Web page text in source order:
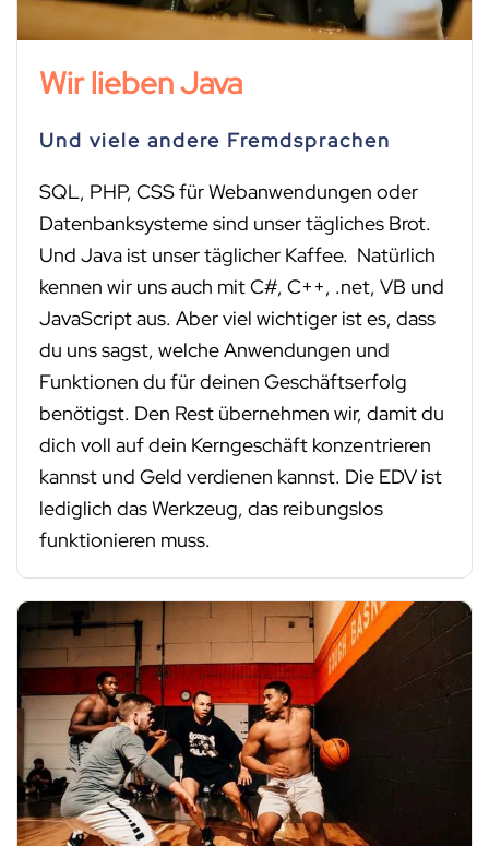
Wir lieben Java
Und viele andere Fremdsprachen
SQL, PHP, CSS für Webanwendungen oder
Datenbanksysteme sind unser tägliches Brot.
Und Java ist unser täglicher Kaffee. Natürlich
kennen wir uns auch mit C#, C++, .net, VB und
JavaScript aus. Aber viel wichtiger ist es, dass
du uns sagst, welche Anwendungen und
Funktionen du für deinen Geschäftserfolg
benötigst. Den Rest übernehmen wir, damit du
dich voll auf dein Kerngeschäft konzentrieren
kannst und Geld verdienen kannst. Die EDV ist
lediglich das Werkzeug, das reibungslos
funktionieren muss.